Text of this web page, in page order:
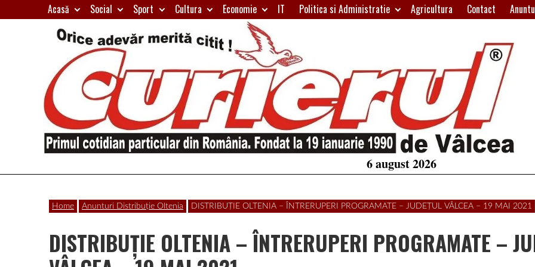
to
Acasă Social Sport Cultura Economie IT Politica si Administratie Agricultura Contact
Curierul
de
Primul
particular
din
România
6 august 2026
Home Anunturi Distribuție Oltenia DISTRIBUȚIE OLTENIA – ÎNTRERUPERI PROGRAMATE – JUDEȚUL VÂLCEA – 19 MAI 2021
DISTRIBUȚIE OLTENIA – ÎNTRERUPERI PROGRAMATE –